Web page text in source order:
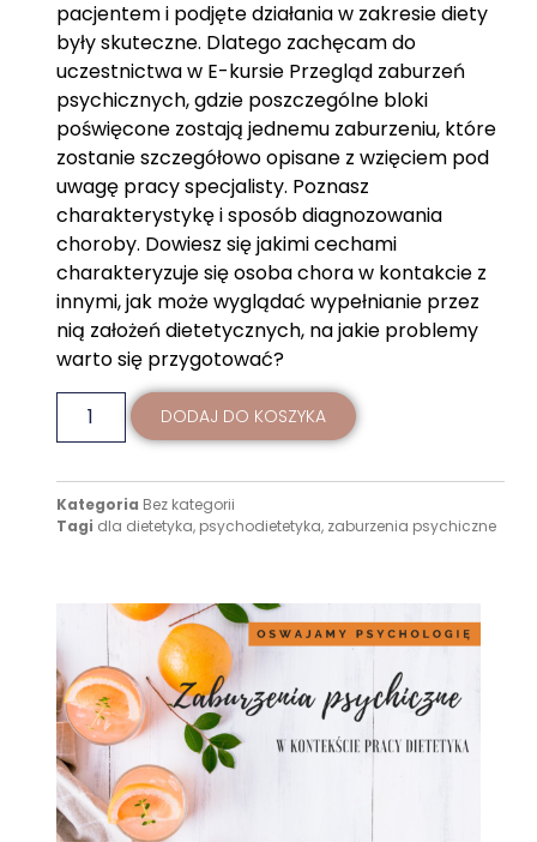
pacjentem i podjęte działania w zakresie diety
były skuteczne. Dlatego zachęcam do
uczestnictwa w E-kursie Przegląd zaburzeń
psychicznych, gdzie poszczególne bloki
poświęcone zostają jednemu zaburzeniu, które
zostanie szczegółowo opisane z wzięciem pod
uwagę pracy specjalisty. Poznasz
charakterystykę i sposób diagnozowania
choroby. Dowiesz się jakimi cechami
charakteryzuje się osoba chora w kontakcie z
innymi, jak może wyglądać wypełnianie przez
nią założeń dietetycznych, na jakie problemy
warto się przygotować?
DODAJ DO KOSZYKA
Kategoria Bez kategorii
Tagi dla dietetyka, psychodietetyka, zaburzenia psychiczne